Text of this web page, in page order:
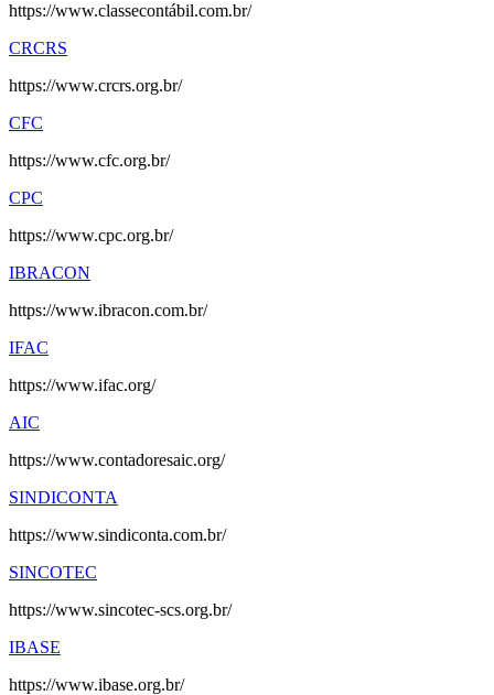
https://www.classecontábil.com.br/
CRCRS
https://www.crcrs.org.br/
CFC
https://www.cfc.org.br/
CPC
https://www.cpc.org.br/
IBRACON
https://www.ibracon.com.br/
IFAC
https://www.ifac.org/
AIC
https://www.contadoresaic.org/
SINDICONTA
https://www.sindiconta.com.br/
SINCOTEC
https://www.sincotec-scs.org.br/
IBASE
https://www.ibase.org.br/